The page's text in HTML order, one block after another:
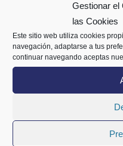
Gestionar el
las Cookies
Este sitio web utiliza cookies
navegación, adaptarse a tus
continuar navegando aceptas
contar con unas
respecto al público
el Plan Básico de
gratuita, así como un
SAVIA premium.Más